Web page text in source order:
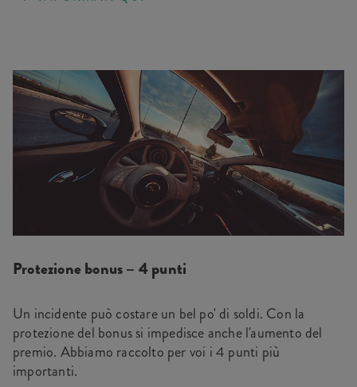
Protezione bonus – 4 punti
Un incidente può costare un bel po' di soldi. Con la
protezione del bonus si impedisce anche l'aumento del
premio. Abbiamo raccolto per voi i 4 punti più
importanti.